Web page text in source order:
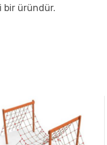
bir üründür.